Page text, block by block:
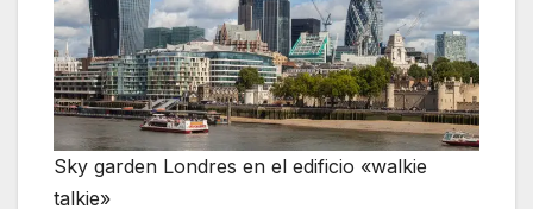
Sky garden Londres en el edificio «walkie
talkie»